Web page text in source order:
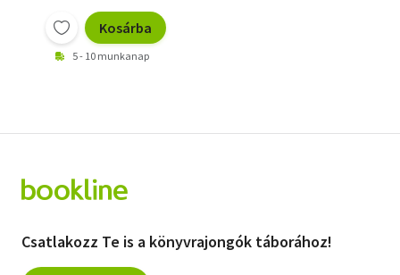
Kosárba
5 - 10 munkanap
Csatlakozz Te is a könyvrajongók táborához!